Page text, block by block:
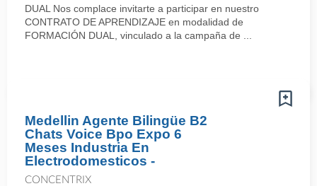
DUAL Nos complace invitarte a participar en nuestro
CONTRATO DE APRENDIZAJE en modalidad de
FORMACIÓN DUAL, vinculado a la campaña de ...
Medellin Agente Bilingüe B2
Chats Voice Bpo Expo 6
Meses Industria En
Electrodomesticos -
CONCENTRIX